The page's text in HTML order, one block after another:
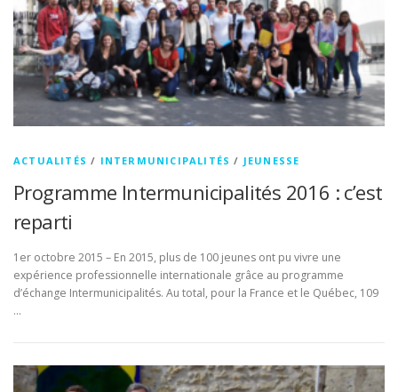
ACTUALITÉS / INTERMUNICIPALITÉS / JEUNESSE
Programme Intermunicipalités 2016 : c’est
reparti
1er octobre 2015 – En 2015, plus de 100 jeunes ont pu vivre une
expérience professionnelle internationale grâce au programme
d’échange Intermunicipalités. Au total, pour la France et le Québec, 109
…